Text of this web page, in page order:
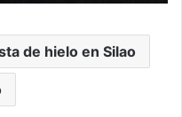
de hielo en Silao